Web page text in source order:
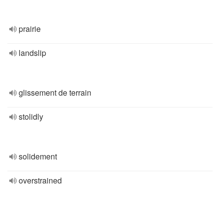
prairie
landslip
glissement de terrain
stolidly
solidement
overstrained